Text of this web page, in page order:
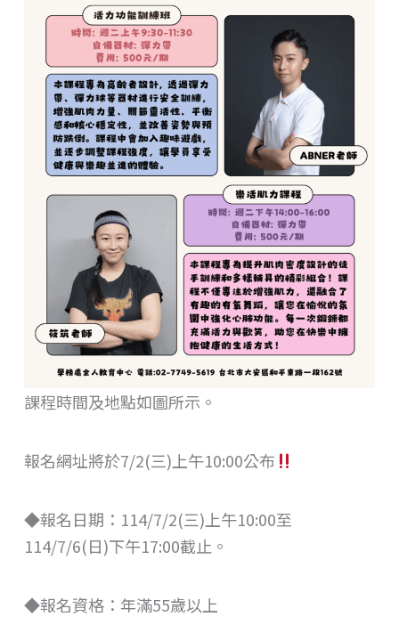
課程時間及地點如圖所示。
報名網址將於7/2(三)上午10:00公布
◆報名日期：114/7/2(三)上午10:00至
114/7/6(日)下午17:00截止。
◆報名資格：年滿55歲以上